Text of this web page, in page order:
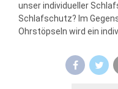
unser individueller
Schlafschutz? Im
Ohrstöpseln wird ein